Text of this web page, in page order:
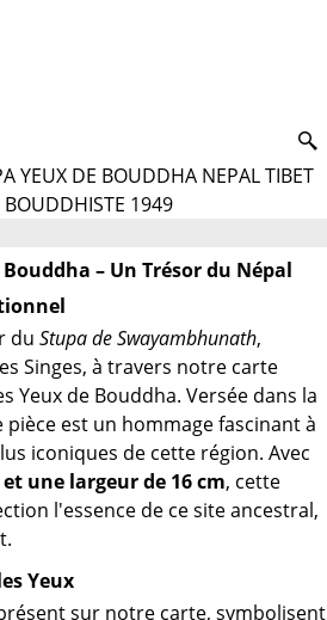
YEUX DE BOUDDHA NEPAL TIBET
BOUDDHISTE 1949
– Un Trésor du Népal
du Stupa de Swayambhunath,
Singes, à travers notre carte
Yeux de Bouddha. Versée dans la
est un hommage fascinant à
iconiques de cette région. Avec
une largeur de 16 cm, cette
l'essence de ce site ancestral,
Yeux
sur notre carte, symbolisent